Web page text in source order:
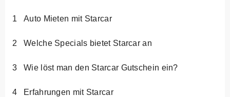
Auto Mieten mit Starcar
Welche Specials bietet Starcar an
Wie löst man den Starcar Gutschein ein?
Erfahrungen mit Starcar